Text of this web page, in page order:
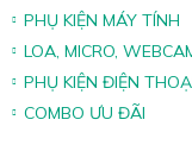
PHỤ KIỆN MÁY TÍNH
LOA, MICRO,
PHỤ KIỆN ĐIỆN
COMBO ƯU ĐÃI